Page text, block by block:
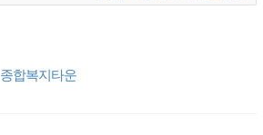
종합복지타운